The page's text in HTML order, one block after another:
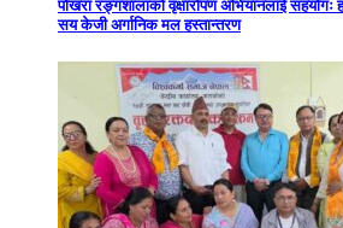
पोखरा रङ्गशालाको वृक्षारोपण अभियानलाई सहयोगः
सय केजी अर्गानिक मल हस्तान्तरण